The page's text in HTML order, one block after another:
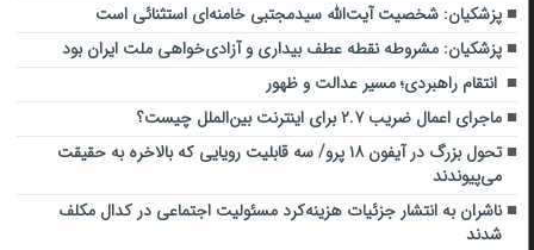
پزشکیان: شخصیت آیت‌الله سیدمجتبی خامنه‌ای استثنائی است
پزشکیان: مشروطه نقطه عطف بیداری و آزادی‌خواهی ملت ایران بود
انتقام راهبردی؛ مسیر عدالت و ظهور
ماجرای اعمال ضریب ۲.۷ برای اینترنت بین‌الملل چیست؟
تحول بزرگ در آیفون ۱۸ پرو/ سه قابلیت رویایی که بالاخره به حقیقت
می‌پیوندند
ناشران به انتشار جزئیات هزینه‌کرد مسئولیت اجتماعی در کدال مکلف
شدند